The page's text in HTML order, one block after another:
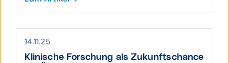
14.11.25
Klinische Forschung als Zukunfts­chance